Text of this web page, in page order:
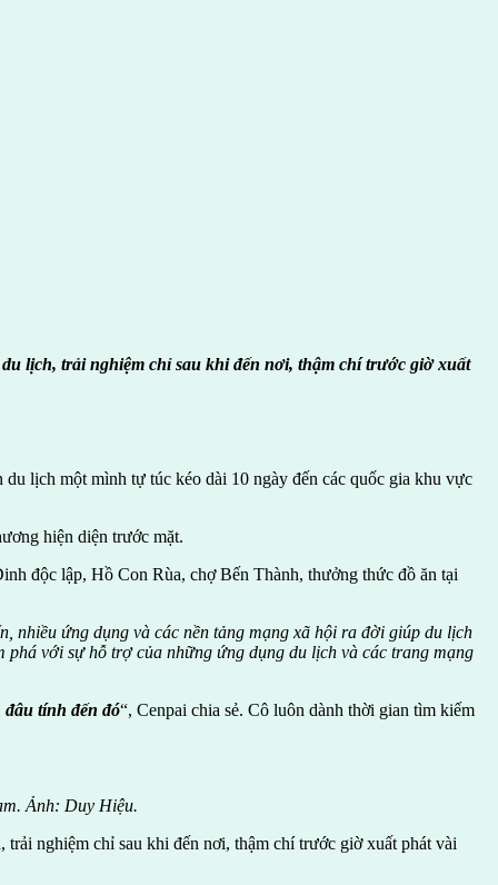
lịch, trải nghiệm chỉ sau khi đến nơi, thậm chí trước giờ xuất
lịch một mình tự túc kéo dài 10 ngày đến các quốc gia khu vực
hiện diện trước mặt.
độc lập, Hồ Con Rùa, chợ Bến Thành, thưởng thức đồ ăn tại
nhiều ứng dụng và các nền tảng mạng xã hội ra đời giúp du lịch
với sự hỗ trợ của những ứng dụng du lịch và các trang mạng
tính đến đó“, Cenpai chia sẻ. Cô luôn dành thời gian tìm kiếm
Ảnh: Duy Hiệu.
nghiệm chỉ sau khi đến nơi, thậm chí trước giờ xuất phát vài